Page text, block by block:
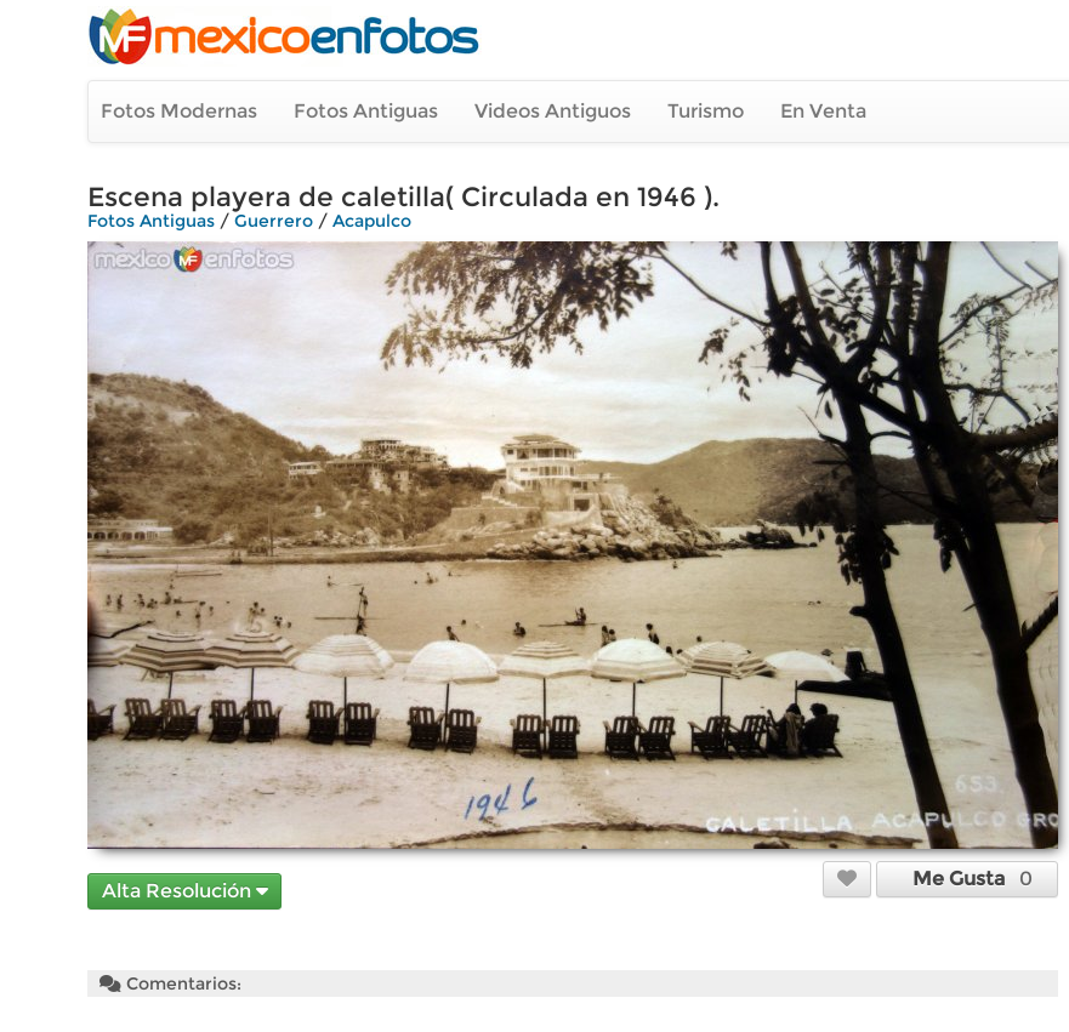
Fotos Modernas Fotos Antiguas Videos Antiguos Turismo En Venta
Escena playera de caletilla( Circulada en 1946 ).
Fotos Antiguas / Guerrero / Acapulco
Alta Resolución
Me Gusta 0
Comentarios: